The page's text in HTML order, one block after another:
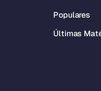
Populares
Últimas